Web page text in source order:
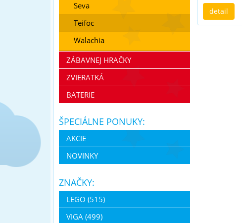
detail
Seva
Teifoc
Walachia
ZÁBAVNEJ HRAČKY
ZVIERATKÁ
BATERIE
ŠPECIÁLNE PONUKY:
AKCIE
NOVINKY
ZNAČKY:
LEGO (515)
VIGA (499)